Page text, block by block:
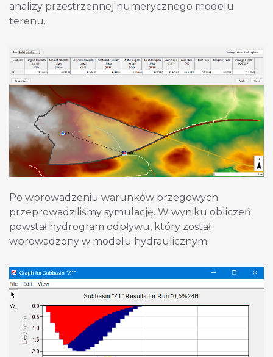
analizy przestrzennej numerycznego modelu
terenu.
Po wprowadzeniu warunków brzegowych
przeprowadziliśmy symulację. W wyniku obliczeń
powstał hydrogram odpływu, który został
wprowadzony w modelu hydraulicznym.